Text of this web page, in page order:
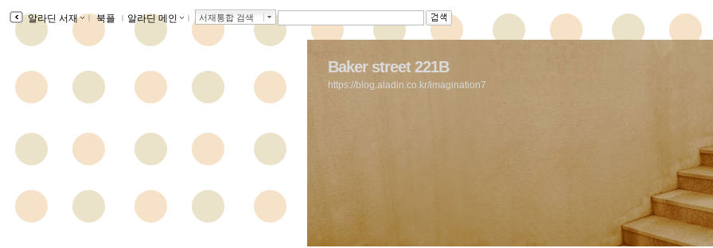
알라딘 서재 ｌ 북플 ｌ 알라딘 메인 ｌ 서재통합 검색
Baker street 221B
https://blog.aladin.co.kr/imagination7